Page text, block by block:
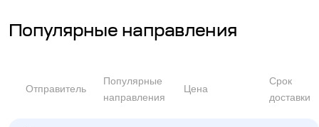
Популярные направления
Отправитель
Популярные
направления
Цена
Срок
доставки